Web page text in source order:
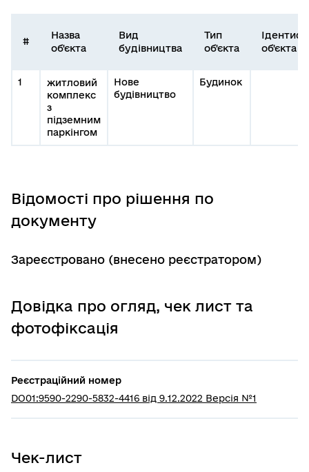
#
Назва
об'єкта
Вид
будівництва
Тип
об'єкта
об'єкта
1
житловий
комплекс
з
підземним
паркінгом
Нове
будівництво
Будинок
Відомості про рішення по
документу
Зареєстровано (внесено реєстратором)
Довідка про огляд, чек лист та
фотофіксація
Реєстраційний номер
DO01:9590-2290-5832-4416 від 9.12.2022 Версія №1
Чек-лист